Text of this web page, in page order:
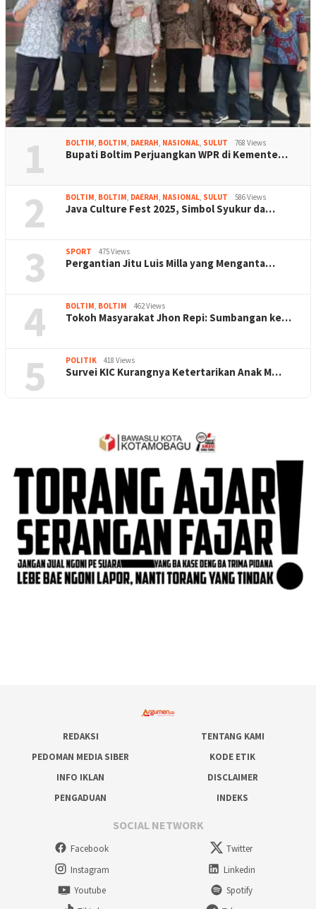
1 BOLTIM BOLTIM DAERAH NASIONAL SULUT 768 Views
Bupati Boltim Perjuangkan WPR di Kemente…
2 BOLTIM BOLTIM DAERAH NASIONAL SULUT 586 Views
Java Culture Fest 2025, Simbol Syukur da…
3 SPORT 475 Views
Pergantian Jitu Luis Milla yang Menganta…
4 BOLTIM BOLTIM 462 Views
Tokoh Masyarakat Jhon Repi: Sumbangan ke…
5 POLITIK 418 Views
Survei KIC Kurangnya Ketertarikan Anak M…
REDAKSI
TENTANG KAMI
PEDOMAN MEDIA SIBER
KODE ETIK
INFO IKLAN
DISCLAIMER
PENGADUAN
INDEKS
SOCIAL NETWORK
Facebook
Twitter
Instagram
Linkedin
Youtube
Spotify